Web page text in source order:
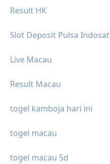
Result HK
Slot Deposit Pulsa Indosat
Live Macau
Result Macau
togel kamboja hari ini
togel macau
togel macau 5d